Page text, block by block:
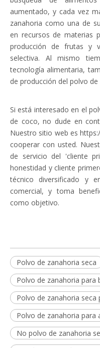
aumentado, y cada vez
zanahoria como una de
en recursos de materias
producción de frutas y
selectiva. Al mismo
tecnología alimentaria,
de producción del polvo
Si está interesado en el
de coco, no dude en
Nuestro sitio web es
cooperar con usted.
de servicio del 'cliente
honestidad y cliente
técnico diversificado y
comercial, y toma
como objetivo.
Polvo de zanahoria seca
Polvo de zanahoria para
Polvo de zanahoria
Polvo de zanahoria para
No polvo de zanahoria